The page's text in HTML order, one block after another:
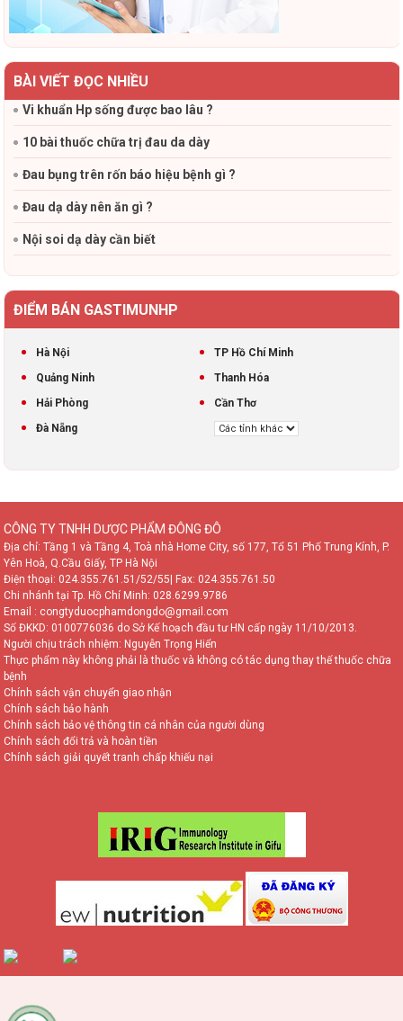
BÀI VIẾT ĐỌC NHIỀU
Vi khuẩn Hp sống được bao lâu ?
10 bài thuốc chữa trị đau da dày
Đau bụng trên rốn báo hiệu bệnh gì ?
Đau dạ dày nên ăn gì ?
Nội soi dạ dày cần biết
ĐIỂM BÁN GASTIMUNHP
Hà Nội
TP Hồ Chí Minh
Quảng Ninh
Thanh Hóa
Hải Phòng
Cần Thơ
Đà Nẵng
CÔNG TY TNHH DƯỢC PHẨM ĐÔNG ĐÔ
Địa chỉ: Tầng 1 và Tầng 4, Toà nhà Home City, số 177, Tổ 51 Phố Trung Kính, P.
Yên Hoà, Q.Cầu Giấy, TP Hà Nội
Điện thoại: 024.355.761.51/52/55| Fax: 024.355.761.50
Chi nhánh tại Tp. Hồ Chí Minh: 028.6299.9786
Email : congtyduocphamdongdo@gmail.com
Số ĐKKD: 0100776036 do Sở Kế hoạch đầu tư HN cấp ngày 11/10/2013.
Người chịu trách nhiệm: Nguyễn Trọng Hiển
Thực phẩm này không phải là thuốc và không có tác dụng thay thế thuốc chữa
bệnh
Chính sách vận chuyển giao nhận
Chính sách bảo hành
Chính sách bảo vệ thông tin cá nhân của người dùng
Chính sách đổi trả và hoàn tiền
Chính sách giải quyết tranh chấp khiếu nại